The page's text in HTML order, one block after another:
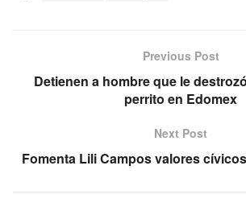
Previous Post
Detienen a hombre que le
perrito en Edomex
Next Post
Fomenta Lili Campos valores